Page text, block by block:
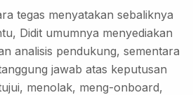
tegas menyatakan sebaliknya
Didit umumnya menyediakan
analisis pendukung, sementara
jawab atas keputusan
menolak, meng-onboard,